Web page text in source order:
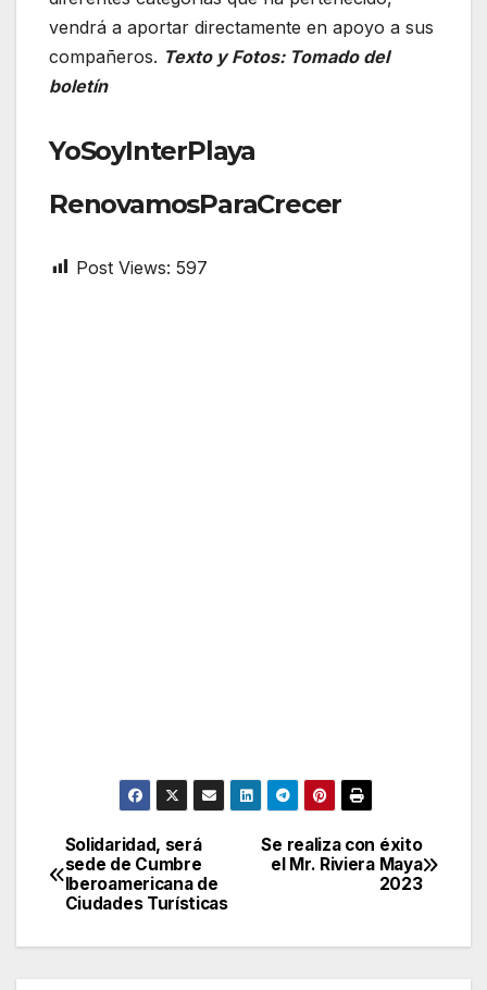
vendrá a aportar directamente en apoyo a sus
compañeros. Texto y Fotos: Tomado del
boletín
YoSoyInterPlaya
RenovamosParaCrecer
Post Views: 597
Post
navigation
Se realiza con éxito
el Mr. Riviera Maya
2023
Solidaridad, será
sede de Cumbre
Iberoamericana de
Ciudades Turísticas